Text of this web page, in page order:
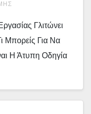
Γλιτώνει
Μπορείς Για Να
Η Άτυπη Οδηγία